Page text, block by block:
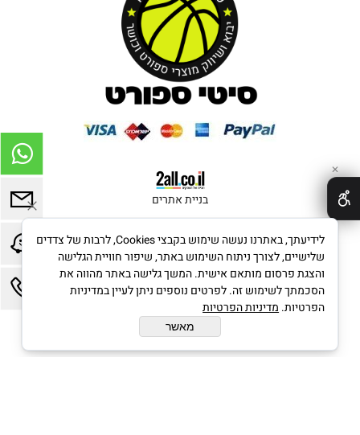
בניית אתרים
✕
לידיעתך, באתרנו נעשה שימוש בקבצי Cookies, לרבות של צדדים
שלישיים, לצורך ניתוח השימוש באתר, שיפור חוויית הגלישה
והצגת פרסום מותאם אישית. המשך גלישה באתר מהווה את
הסכמתך לשימוש זה. לפרטים נוספים ניתן לעיין במדיניות
הפרטיות. מדיניות הפרטיות
מאשר